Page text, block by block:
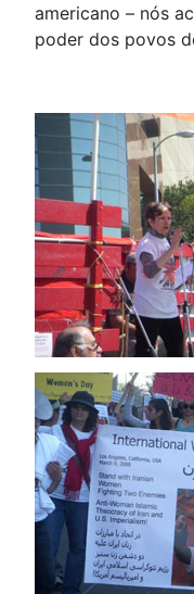
americano – nós
poder dos povos